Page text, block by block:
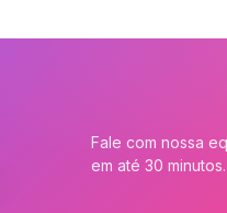
Fale com nossa
em até 30 minutos.